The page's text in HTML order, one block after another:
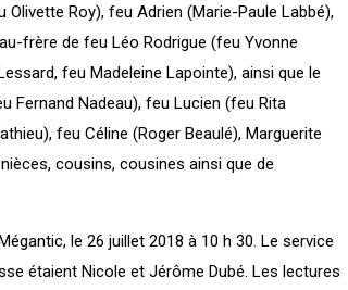
Roy), feu Adrien (Marie-Paule Labbé),
frère de feu Léo Rodrigue (feu Yvonne
feu Madeleine Lapointe), ainsi que le
Fernand Nadeau), feu Lucien (feu Rita
feu Céline (Roger Beaulé), Marguerite
cousins, cousines ainsi que de
le 26 juillet 2018 à 10 h 30. Le service
étaient Nicole et Jérôme Dubé. Les lectures